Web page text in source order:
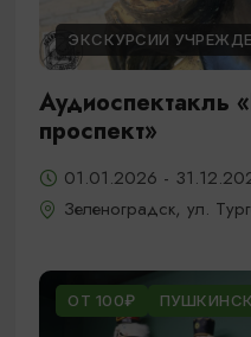
ЭКСКУРСИИ
Аудиоспектакль
проспект»
01.01.2026 -
Зеленоградск, ул.
ОТ 100₽